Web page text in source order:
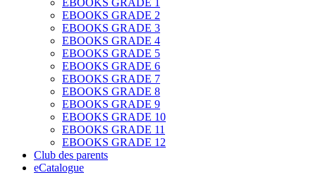
EBOOKS GRADE 1
EBOOKS GRADE 2
EBOOKS GRADE 3
EBOOKS GRADE 4
EBOOKS GRADE 5
EBOOKS GRADE 6
EBOOKS GRADE 7
EBOOKS GRADE 8
EBOOKS GRADE 9
EBOOKS GRADE 10
EBOOKS GRADE 11
EBOOKS GRADE 12
Club des parents
eCatalogue